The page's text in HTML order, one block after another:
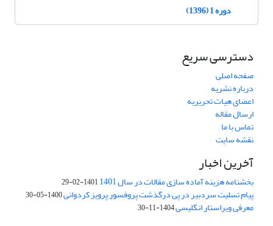
دوره 1 (1396)
دسترسی سریع
صفحه اصلی
درباره نشریه
اعضای هیات تحریریه
ارسال مقاله
تماس با ما
نقشه سایت
آخرین اخبار
بخشنامه هزینه آماده سازی مقالات در سال 1401 1401-02-29
پیام تسلیت سردبیر در پی درگذشت پروفسور پرویز کردوانی1400-05-30
معرفی ویراستار انگلیسی1404-11-30